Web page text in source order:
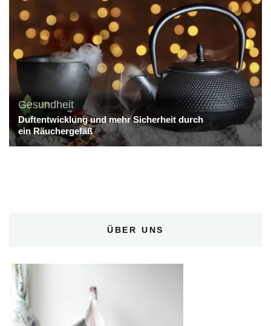
Gesundheit
Duftentwicklung und mehr Sicherheit durch
ein Räuchergefäß
ÜBER UNS